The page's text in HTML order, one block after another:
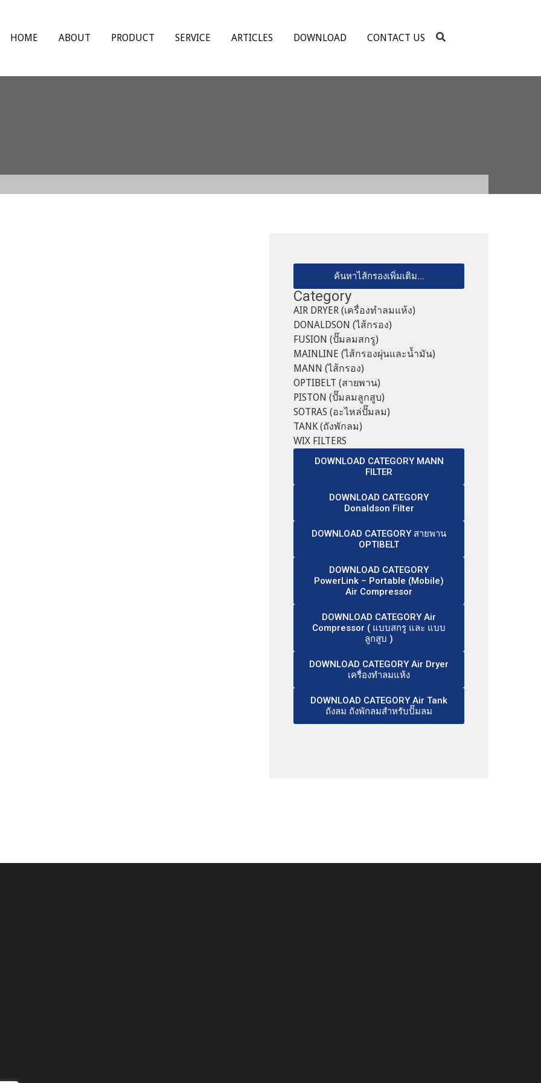
HOME ABOUT PRODUCT SERVICE ARTICLES DOWNLOAD CONTACT US
ค้นหาไส้กรองเพิ่มเติม...
Category
AIR DRYER (เครื่องทำลมแห้ง)
DONALDSON (ไส้กรอง)
FUSION (ปั๊มลมสกรู)
MAINLINE (ไส้กรองผุ่นและน้ำมัน)
MANN (ไส้กรอง)
OPTIBELT (สายพาน)
PISTON (ปั๊มลมลูกสูบ)
SOTRAS (อะไหล่ปั๊มลม)
TANK (ถังพักลม)
WIX FILTERS
DOWNLOAD CATEGORY MANN
FILTER
DOWNLOAD CATEGORY
Donaldson Filter
DOWNLOAD CATEGORY สายพาน
OPTIBELT
DOWNLOAD CATEGORY
PowerLink – Portable (Mobile)
Air Compressor
DOWNLOAD CATEGORY Air
Compressor ( แบบสกรู และ แบบ
ลูกสูบ )
DOWNLOAD CATEGORY Air Dryer
เครื่องทำลมแห้ง
DOWNLOAD CATEGORY Air Tank
ถังลม ถังพักลมสำหรับปั๊มลม